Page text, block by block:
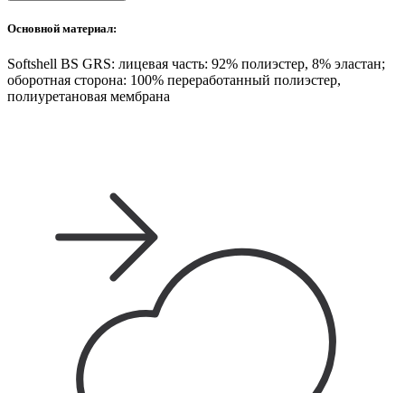
Основной материал:
Softshell BS GRS: лицевая часть: 92% полиэстер, 8% эластан;
оборотная сторона: 100% переработанный полиэстер,
полиуретановая мембрана